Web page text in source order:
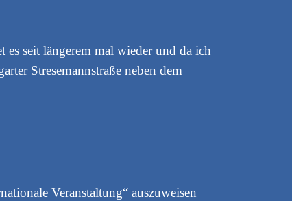
seit längerem mal wieder und da ich
Stresemannstraße neben dem
Veranstaltung“ auszuweisen